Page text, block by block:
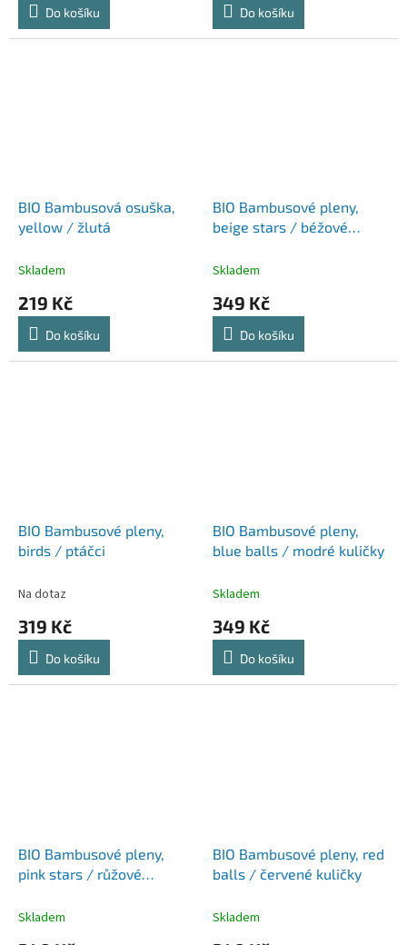
Do košíku Do košíku
BIO Bambusová osuška,
yellow / žlutá
Skladem
219 Kč
Do košíku
BIO Bambusové pleny,
beige stars / béžové
Skladem
349 Kč
Do košíku
BIO Bambusové pleny,
birds / ptáčci
Na dotaz
319 Kč
Do košíku
BIO Bambusové pleny,
blue balls / modré kuličky
Skladem
349 Kč
Do košíku
BIO Bambusové pleny,
pink stars / růžové
Skladem
BIO Bambusové pleny, red
balls / červené kuličky
Skladem